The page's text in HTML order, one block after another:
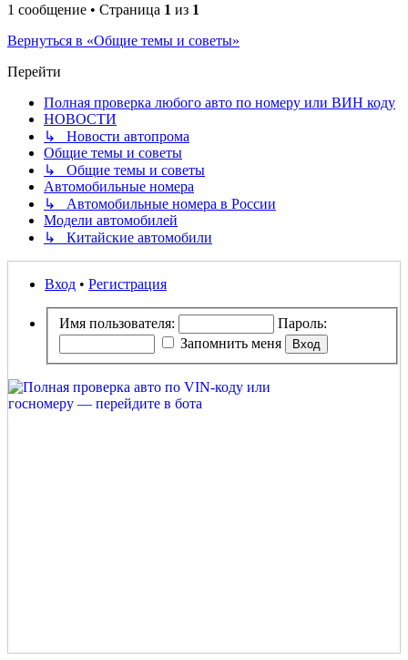
1 сообщение • Страница 1 из 1
Вернуться в «Общие темы и советы»
Перейти
Полная проверка любого авто по номеру или ВИН коду
НОВОСТИ
↳ Новости автопрома
Общие темы и советы
↳ Общие темы и советы
Автомобильные номера
↳ Автомобильные номера в России
Модели автомобилей
↳ Китайские автомобили
Вход • Регистрация
Имя пользователя:
Пароль:
Запомнить меня